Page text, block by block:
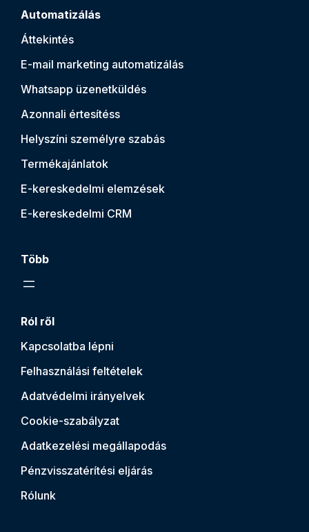
Automatizálás
Áttekintés
E-mail marketing automatizálás
Whatsapp üzenetküldés
Azonnali értesítéss
Helyszíni személyre szabás
Termékajánlatok
E-kereskedelmi elemzések
E-kereskedelmi CRM
Több
Ról ről
Kapcsolatba lépni
Felhasználási feltételek
Adatvédelmi irányelvek
Cookie-szabályzat
Adatkezelési megállapodás
Pénzvisszatérítési eljárás
Rólunk